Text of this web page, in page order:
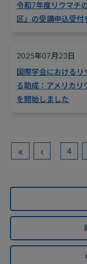
令和7年度リウマチ
区』の受講申込受付
2025年07月23日
国際学会における
る助成：アメリカ
を開始しました
« ‹ 4